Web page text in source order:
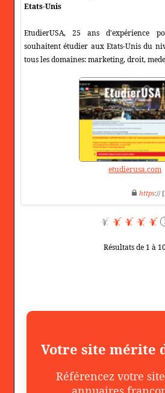
Etats-Unis
EtudierUSA, 25 ans d'expérience
souhaitent étudier aux Etats-Unis du
tous les domaines: marketing, droit,
etudierusa.com
https://
Résultats de 1 à
Votre site mérite
Référencez votre